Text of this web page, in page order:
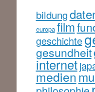
bildung
europa film
geschichte
gesundheit
internet
medien